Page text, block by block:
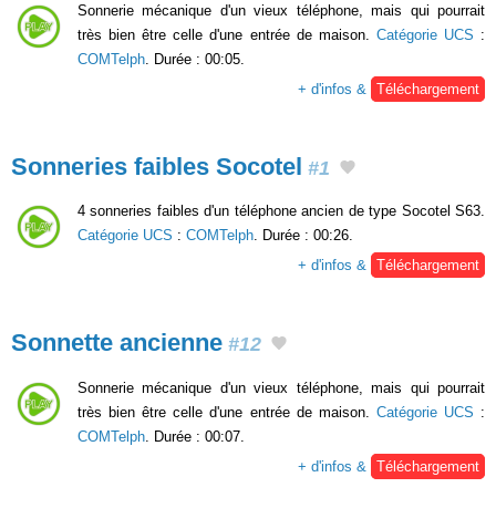
Sonnerie mécanique d'un vieux téléphone, mais qui pourrait
très bien être celle d'une entrée de maison. Catégorie UCS :
COMTelph . Durée : 00:05.
+ d'infos &
Téléchargement
Sonneries faibles Socotel #1
4 sonneries faibles d'un téléphone ancien de type Socotel S63.
Catégorie UCS : COMTelph. Durée : 00:26.
+ d'infos & Téléchargement
Sonnette ancienne #12
Sonnerie mécanique d'un vieux téléphone, mais qui pourrait
très bien être celle d'une entrée de maison. Catégorie UCS :
COMTelph. Durée : 00:07.
+ d'infos & Téléchargement